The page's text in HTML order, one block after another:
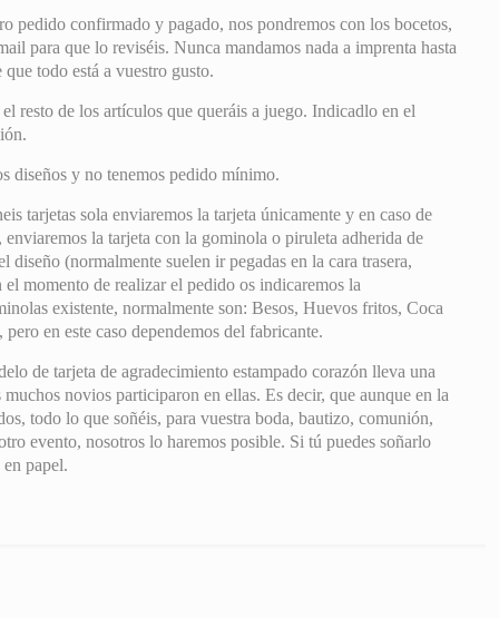
pedido confirmado y pagado, nos pondremos con los bocetos,
para que lo reviséis. Nunca mandamos nada a imprenta hasta
todo está a vuestro gusto.
resto de los artículos que queráis a juego. Indicadlo en el
diseños y no tenemos pedido mínimo.
tarjetas sola enviaremos la tarjeta únicamente y en caso de
la tarjeta con la gominola o piruleta adherida de
diseño (normalmente suelen ir pegadas en la cara trasera,
momento de realizar el pedido os indicaremos la
existente, normalmente son: Besos, Huevos fritos, Coca
en este caso dependemos del fabricante.
de tarjeta de agradecimiento estampado corazón lleva una
novios participaron en ellas. Es decir, que aunque en la
todo lo que soñéis, para vuestra boda, bautizo, comunión,
evento, nosotros lo haremos posible. Si tú puedes soñarlo
papel.